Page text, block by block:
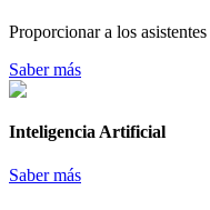
Proporcionar a los
Saber más
Inteligencia Artificial
Saber más